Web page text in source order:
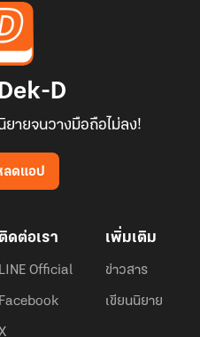
D
ายจนวางมือถือไม่ลง!
ลดแอป
ดต่อเรา
LINE Official
Facebook
เพิ่มเติม
ข่าวสาร
เขียนนิยาย